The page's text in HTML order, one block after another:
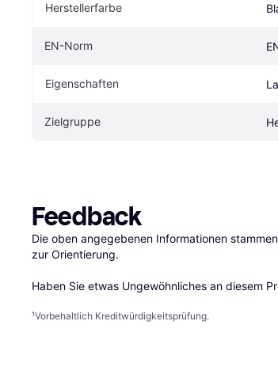
Herstellerfarbe
EN-Norm
Eigenschaften
Zielgruppe
Feedback
Die oben angegebenen Informationen
zur Orientierung.
Haben Sie etwas Ungewöhnliches an diesem
¹Vorbehaltlich Kreditwürdigkeitsprüfung.